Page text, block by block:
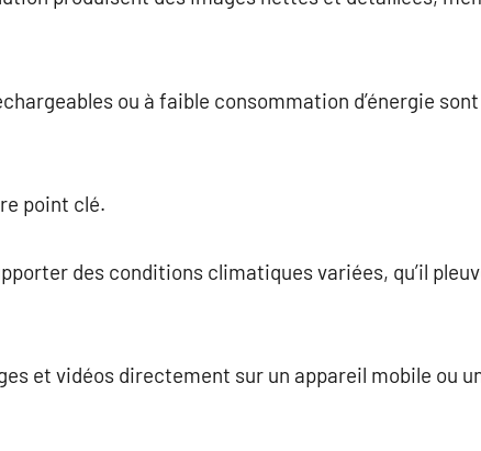
ou à faible consommation d’énergie
point clé.
des conditions climatiques variées, qu’il
et vidéos directement sur un appareil mobile ou